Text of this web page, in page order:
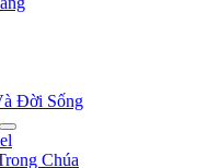
Đời Sống
Chúa